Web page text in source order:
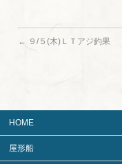
← ９/５(木)ＬＴアジ釣果
HOME
屋形船